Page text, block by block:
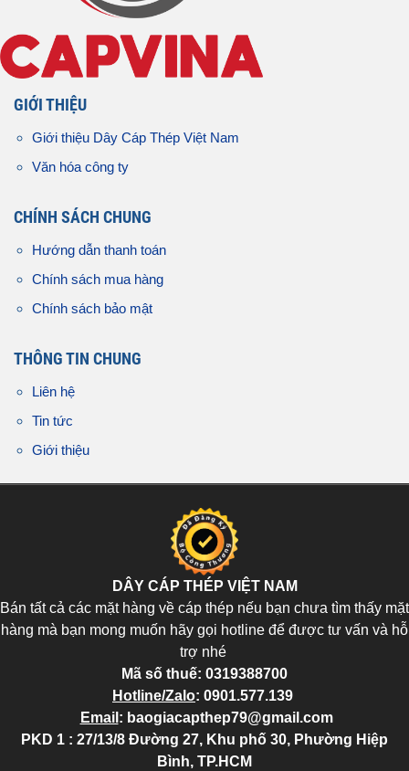
GIỚI THIỆU
Giới thiệu Dây Cáp Thép Việt Nam
Văn hóa công ty
CHÍNH SÁCH CHUNG
Hướng dẫn thanh toán
Chính sách mua hàng
Chính sách bảo mật
THÔNG TIN CHUNG
Liên hệ
Tin tức
Giới thiệu
DÂY CÁP THÉP VIỆT NAM
Bán tất cả các mặt hàng về cáp thép nếu bạn chưa tìm thấy mặt
hàng mà bạn mong muốn hãy gọi hotline để được tư vấn và hỗ
trợ nhé
Mã số thuế: 0319388700
Hotline/Zalo: 0901.577.139
Email : baogiacapthep79@gmail.com
PKD 1 : 27/13/8 Đường 27, Khu phố 30, Phường Hiệp
Bình, TP.HCM